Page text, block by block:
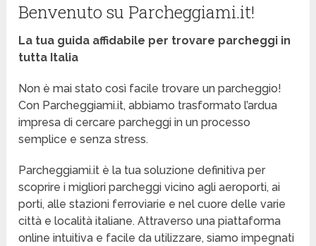
Benvenuto su Parcheggiami.it!
La tua guida affidabile per trovare parcheggi in
tutta Italia
Non è mai stato così facile trovare un parcheggio!
Con Parcheggiami.it, abbiamo trasformato l’ardua
impresa di cercare parcheggi in un processo
semplice e senza stress.
Parcheggiami.it è la tua soluzione definitiva per
scoprire i migliori parcheggi vicino agli aeroporti, ai
porti, alle stazioni ferroviarie e nel cuore delle varie
città e località italiane. Attraverso una piattaforma
online intuitiva e facile da utilizzare, siamo impegnati